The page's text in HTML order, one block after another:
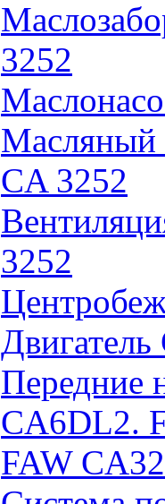
3252
Масляный
CA 3252
3252
Передние
CA6DL2.
FAW